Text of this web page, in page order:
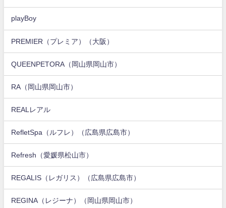
playBoy
PREMIER（プレミア）（大阪）
QUEENPETORA（岡山県岡山市）
RA（岡山県岡山市）
REALレアル
RefletSpa（ルフレ）（広島県広島市）
Refresh（愛媛県松山市）
REGALIS（レガリス）（広島県広島市）
REGINA（レジーナ）（岡山県岡山市）